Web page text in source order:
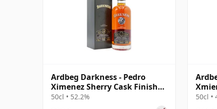
Ardbeg Darkness - Pedro
Ximenez Sherry Cask Finish
Single 14 años
50cl • 52.2% 50cl •